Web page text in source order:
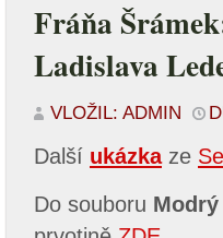
Fráňa
Ladislava
VLOŽIL: ADMIN
Další ukázkaze
Do souboru